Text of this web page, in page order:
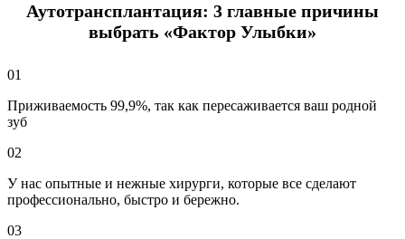
Аутотрансплантация: 3 главные причины
выбрать «Фактор Улыбки»
01
Приживаемость 99,9%, так как пересаживается ваш родной
зуб
02
У нас опытные и нежные хирурги, которые все сделают
профессионально, быстро и бережно.
03